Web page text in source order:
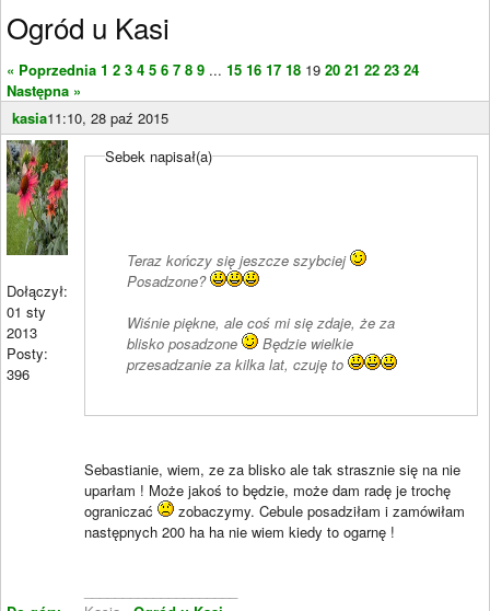
Ogród u Kasi
« Poprzednia 1 2 3 4 5 6 7 8 9 ... 15 16 17 18 19 20 21 22 23 24
Następna »
kasia11:10, 28 paź 2015
Dołączył:
01 sty
2013
Posty:
396
Sebek napisał(a)
Teraz kończy się jeszcze szybciej
Posadzone?
Wiśnie piękne, ale coś mi się zdaje, że za
blisko posadzone
Będzie wielkie
przesadzanie za kilka lat, czuję to
Sebastianie, wiem, ze za blisko ale tak strasznie się na nie
uparłam ! Może jakoś to będzie, może dam radę je trochę
ograniczać
zobaczymy. Cebule posadziłam i zamówiłam
następnych 200 ha ha nie wiem kiedy to ogarnę !